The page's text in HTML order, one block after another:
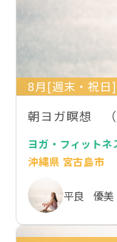
8月[週末・祝日]
朝ヨガ瞑想 （
ヨガ・フィットネ
沖縄県 宮古島市
平良 優美